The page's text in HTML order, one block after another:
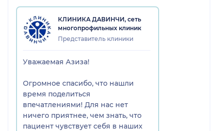
КЛИНИКА ДАВИНЧИ, сеть
многопрофильных клиник
Представитель клиники
Уважаемая Азиза!
Огромное спасибо, что нашли
время поделиться
впечатлениями! Для нас нет
ничего приятнее, чем знать, что
пациент чувствует себя в наших